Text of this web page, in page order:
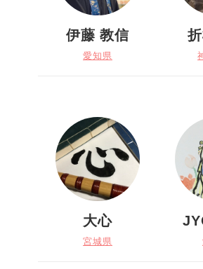
伊藤 教信
愛知県
大心
宮城県